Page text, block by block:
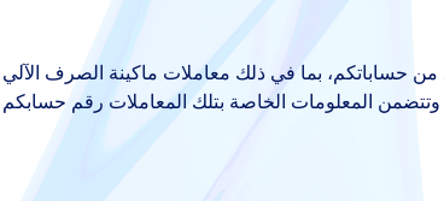
بما في ذلك معاملات ماكينة الصرف الآلي
المعلومات الخاصة بتلك المعاملات رقم حسابكم